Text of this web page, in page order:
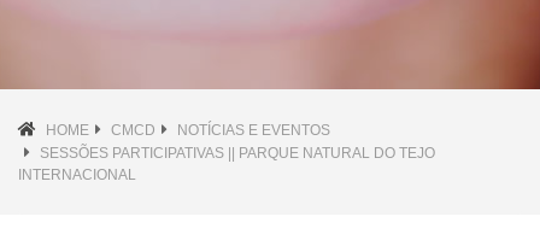
HOME CMCD
NOTÍCIAS E EVENTOS
SESSÕES PARTICIPATIVAS || PARQUE NATURAL DO TEJO
INTERNACIONAL